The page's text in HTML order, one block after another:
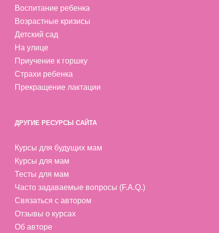
Воспитание ребенка
Возрастные кризисы
Детский сад
На улице
Приучение к горшку
Страхи ребенка
Прекращение лактации
ДРУГИЕ РЕСУРСЫ САЙТА
Курсы для будущих мам
Курсы для мам
Тесты для мам
Часто задаваемые вопросы (F.A.Q.)
Связаться с автором
Отзывы о курсах
Об авторе